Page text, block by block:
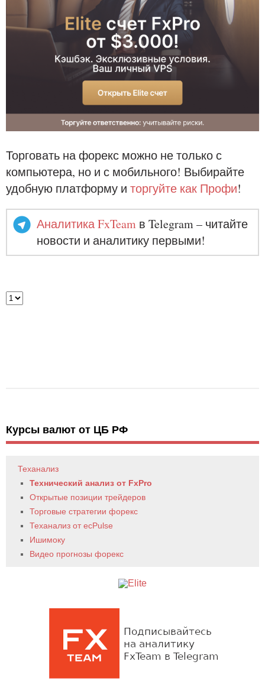
Торговать на форекс можно не только с
компьютера, но и с мобильного! Выбирайте
удобную платформу и торгуйте как Профи!
Аналитика FxTeam в Telegram – читайте
новости и аналитику первыми!
Курсы валют от ЦБ РФ
Теханализ
Технический анализ от FxPro
Открытые позиции трейдеров
Торговые стратегии форекс
Теханализ от ecPulse
Ишимоку
Видео прогнозы форекс